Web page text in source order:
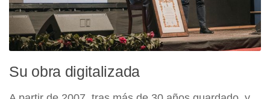
Su obra digitalizada